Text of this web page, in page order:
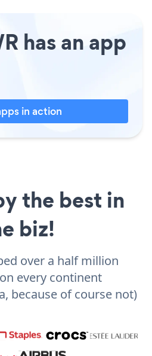
has an app
in action
the best in
biz!
over a half million
every continent
because of course not)